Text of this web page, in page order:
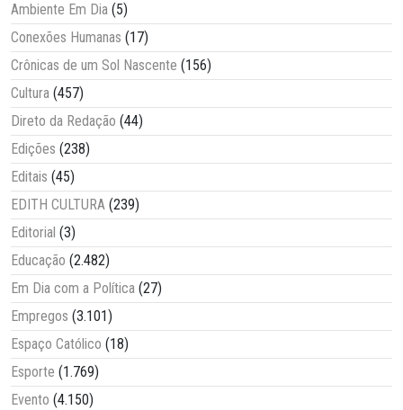
Ambiente Em Dia (5)
Conexões Humanas (17)
Crônicas de um Sol Nascente (156)
Cultura (457)
Direto da Redação (44)
Edições (238)
Editais (45)
EDITH CULTURA (239)
Editorial (3)
Educação (2.482)
Em Dia com a Política (27)
Empregos (3.101)
Espaço Católico (18)
Esporte (1.769)
Evento (4.150)